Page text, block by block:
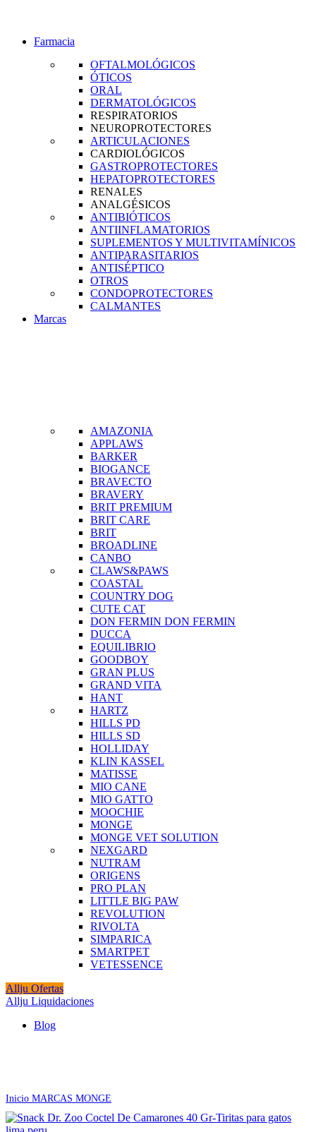
Farmacia
OFTALMOLÓGICOS
ÓTICOS
ORAL
DERMATOLÓGICOS
RESPIRATORIOS
NEUROPROTECTORES
ARTICULACIONES
CARDIOLÓGICOS
GASTROPROTECTORES
HEPATOPROTECTORES
RENALES
ANALGÉSICOS
ANTIBIÓTICOS
ANTIINFLAMATORIOS
SUPLEMENTOS Y MULTIVITAMÍNICOS
ANTIPARASITARIOS
ANTISÉPTICO
OTROS
CONDOPROTECTORES
CALMANTES
Marcas
AMAZONIA
APPLAWS
BARKER
BIOGANCE
BRAVECTO
BRAVERY
BRIT PREMIUM
BRIT CARE
BRIT
BROADLINE
CANBO
CLAWS&PAWS
COASTAL
COUNTRY DOG
CUTE CAT
DON FERMIN DON FERMIN
DUCCA
EQUILIBRIO
GOODBOY
GRAN PLUS
GRAND VITA
HANT
HARTZ
HILLS PD
HILLS SD
HOLLIDAY
KLIN KASSEL
MATISSE
MIO CANE
MIO GATTO
MOOCHIE
MONGE
MONGE VET SOLUTION
NEXGARD
NUTRAM
ORIGENS
PRO PLAN
LITTLE BIG PAW
REVOLUTION
RIVOLTA
SIMPARICA
SMARTPET
VETESSENCE
Allju Ofertas
Allju Liquidaciones
Blog
Inicio MARCAS MONGE